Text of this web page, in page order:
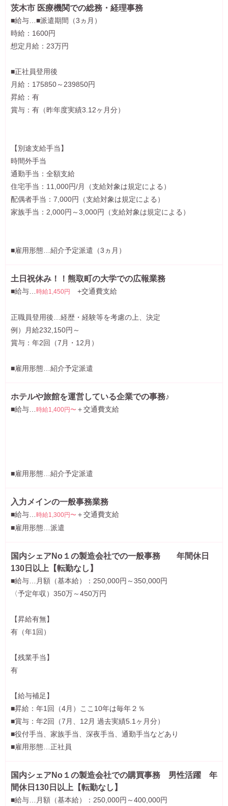
茨木市 医療機関での総務・経理事務
■給与…■派遣期間（3ヵ月）
時給：1600円
想定月給：23万円
■正社員登用後
月給：175850～239850円
昇給：有
賞与：有（昨年度実績3.12ヶ月分）
【別途支給手当】
時間外手当
通勤手当：全額支給
住宅手当：11,000円/月（支給対象は規定による）
配偶者手当：7,000円（支給対象は規定による）
家族手当：2,000円～3,000円（支給対象は規定による）
■雇用形態…紹介予定派遣（3ヵ月）
土日祝休み！！熊取町の大学での広報業務
■給与… 時給1,450円 +交通費支給
正職員登用後…経歴・経験等を考慮の上、決定
例）月給232,150円～
賞与：年2回（7月・12月）
■雇用形態…紹介予定派遣
ホテルや旅館を運営している企業での事務♪
■給与… 時給1,400円〜 ＋交通費支給
■雇用形態…紹介予定派遣
入力メインの一般事務業務
■給与… 時給1,300円〜 ＋交通費支給
■雇用形態…派遣
国内シェアNo１の製造会社での一般事務 年間休日
130日以上【転勤なし】
■給与…月額（基本給）：250,000円～350,000円
〈予定年収）350万～450万円
【昇給有無】
有（年1回）
【残業手当】
有
【給与補足】
■昇給：年1回（4月）ここ10年は毎年２％
■賞与：年2回（7月、12月 過去実績5.1ヶ月分）
■役付手当、家族手当、深夜手当、通勤手当などあり
■雇用形態…正社員
国内シェアNo１の製造会社での購買事務 男性活躍 年
間休日130日以上【転勤なし】
■給与…月額（基本給）：250,000円～400,000円